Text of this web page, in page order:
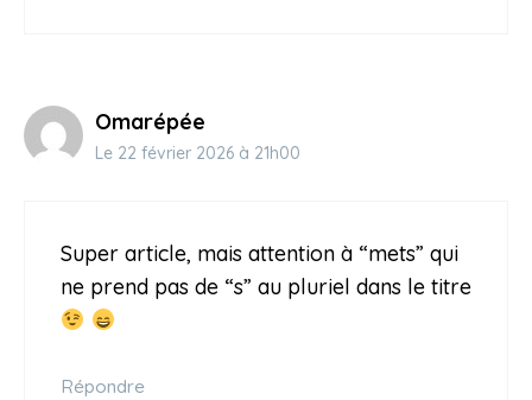
Omarépée
Le 22 février 2026 à 21h00
Super article, mais attention à “mets” qui
ne prend pas de “s” au pluriel dans le titre
Répondre